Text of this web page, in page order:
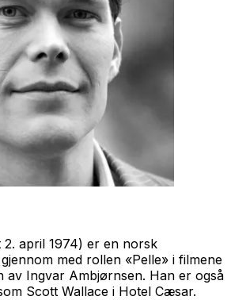
april 1974) er en norsk
med rollen «Pelle» i filmene
av Ingvar Ambjørnsen. Han er også
Scott Wallace i Hotel Cæsar.